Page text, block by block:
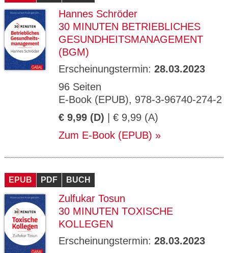
Hannes Schröder
30 MINUTEN BETRIEBLICHES
GESUNDHEITSMANAGEMENT
(BGM)
Erscheinungstermin: 28.03.2023
96 Seiten
E-Book (EPUB), 978-3-96740-274-2
€ 9,99 (D) | € 9,99 (A)
Zum E-Book (EPUB)
EPUB PDF BUCH
Zulfukar Tosun
30 MINUTEN TOXISCHE
KOLLEGEN
Erscheinungstermin: 28.03.2023